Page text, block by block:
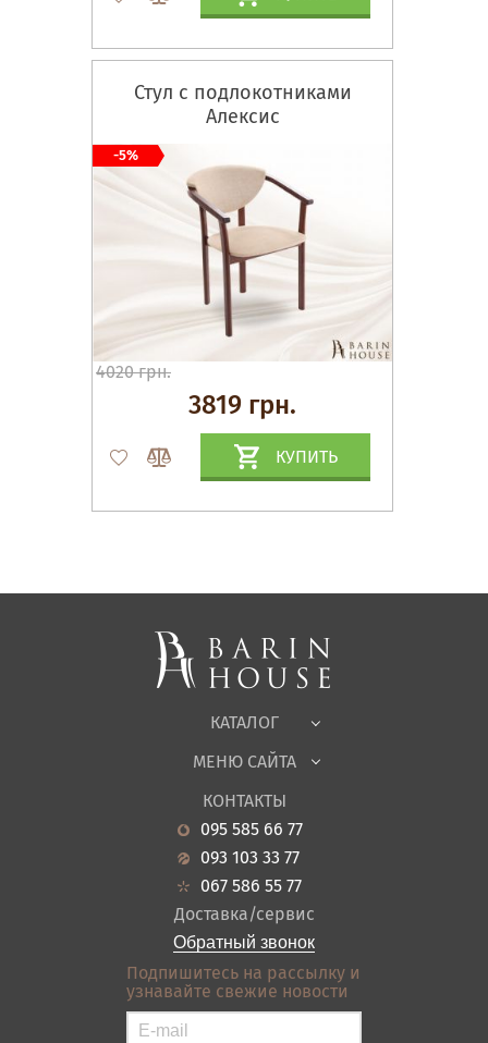
Стул с подлокотниками
Алексис
4020 грн.
3819 грн.
КУПИТЬ
-5%
КАТАЛОГ
Спальни, Кровати
Корпусная мебель
Офисная мебель
Садовая мебель
Гостиная
Кухня
Прихожие
Ванная
Акции
МЕНЮ САЙТА
О нас
Новости
Гарантия
Кредит
Оплата и доставка
Отзывы
Контакты
Карта сайта
Условия покупки
КОНТАКТЫ
095 585 66 77
093 103 33 77
067 586 55 77
Доставка/сервис
Обратный звонок
Подпишитесь на рассылку и
узнавайте свежие новости